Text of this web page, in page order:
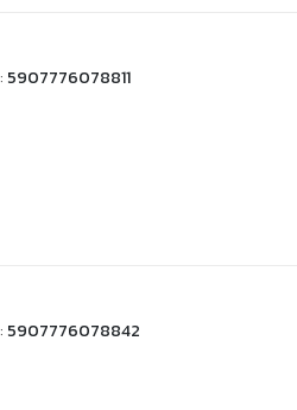
5907776078811
5907776078842